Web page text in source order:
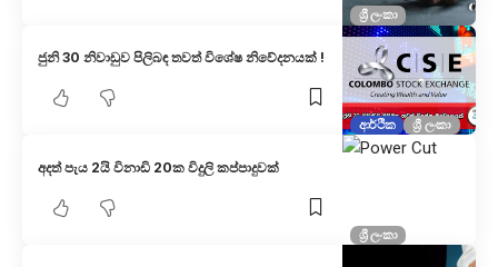
ශ්‍රී ලංකා
ආර්ථික ශ්‍රී ලංකා
ජුනි 30 නිවාඩුව පිලිබඳ තවත් විශේෂ නිවේදනයක් !
ශ්‍රී ලංකා
අදත් පැය 2යි විනාඩි 20ක විදුලි කප්පාදුවක්